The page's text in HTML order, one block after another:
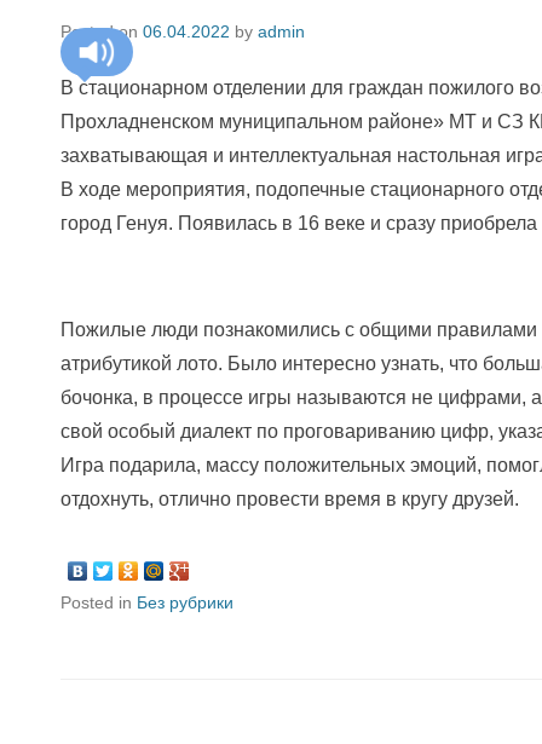
Posted on 06.04.2022 by admin
В стационарном отделении для граждан пожилого
Прохладненском муниципальном районе» МТ и СЗ
захватывающая и интеллектуальная настольная
В ходе мероприятия, подопечные стационарного
город Генуя. Появилась в 16 веке и сразу
Пожилые люди познакомились с общими
атрибутикой лото. Было интересно узнать, что
бочонка, в процессе игры называются не цифрами,
свой особый диалект по проговариванию цифр,
Игра подарила, массу положительных эмоций,
отдохнуть, отлично провести время в кругу друзей.
Posted in Без рубрики